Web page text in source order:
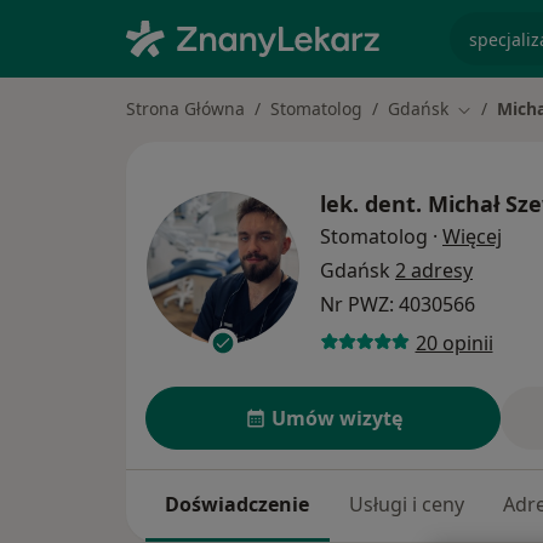
Strona Główna Stomatolog Gdańsk Zmień
lek. dent. Michał
Stomatolog · Więcej
Gdańsk 2 adresy
Nr PWZ: 4030566
20 opinii
Umów wizytę
Doświadczenie Usługi i ceny